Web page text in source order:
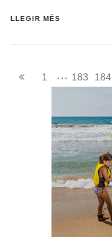
LLEGIR MÉS
1 … 183 184